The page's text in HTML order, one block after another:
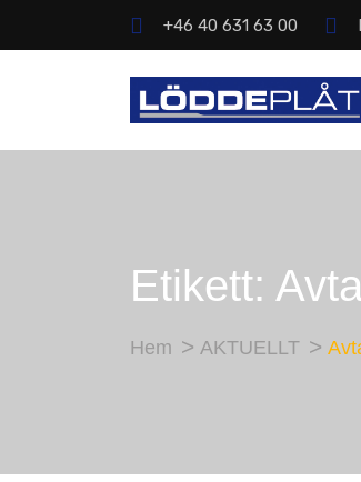
+46 40 631 63 00
Etikett:
Hem AKTUELLT